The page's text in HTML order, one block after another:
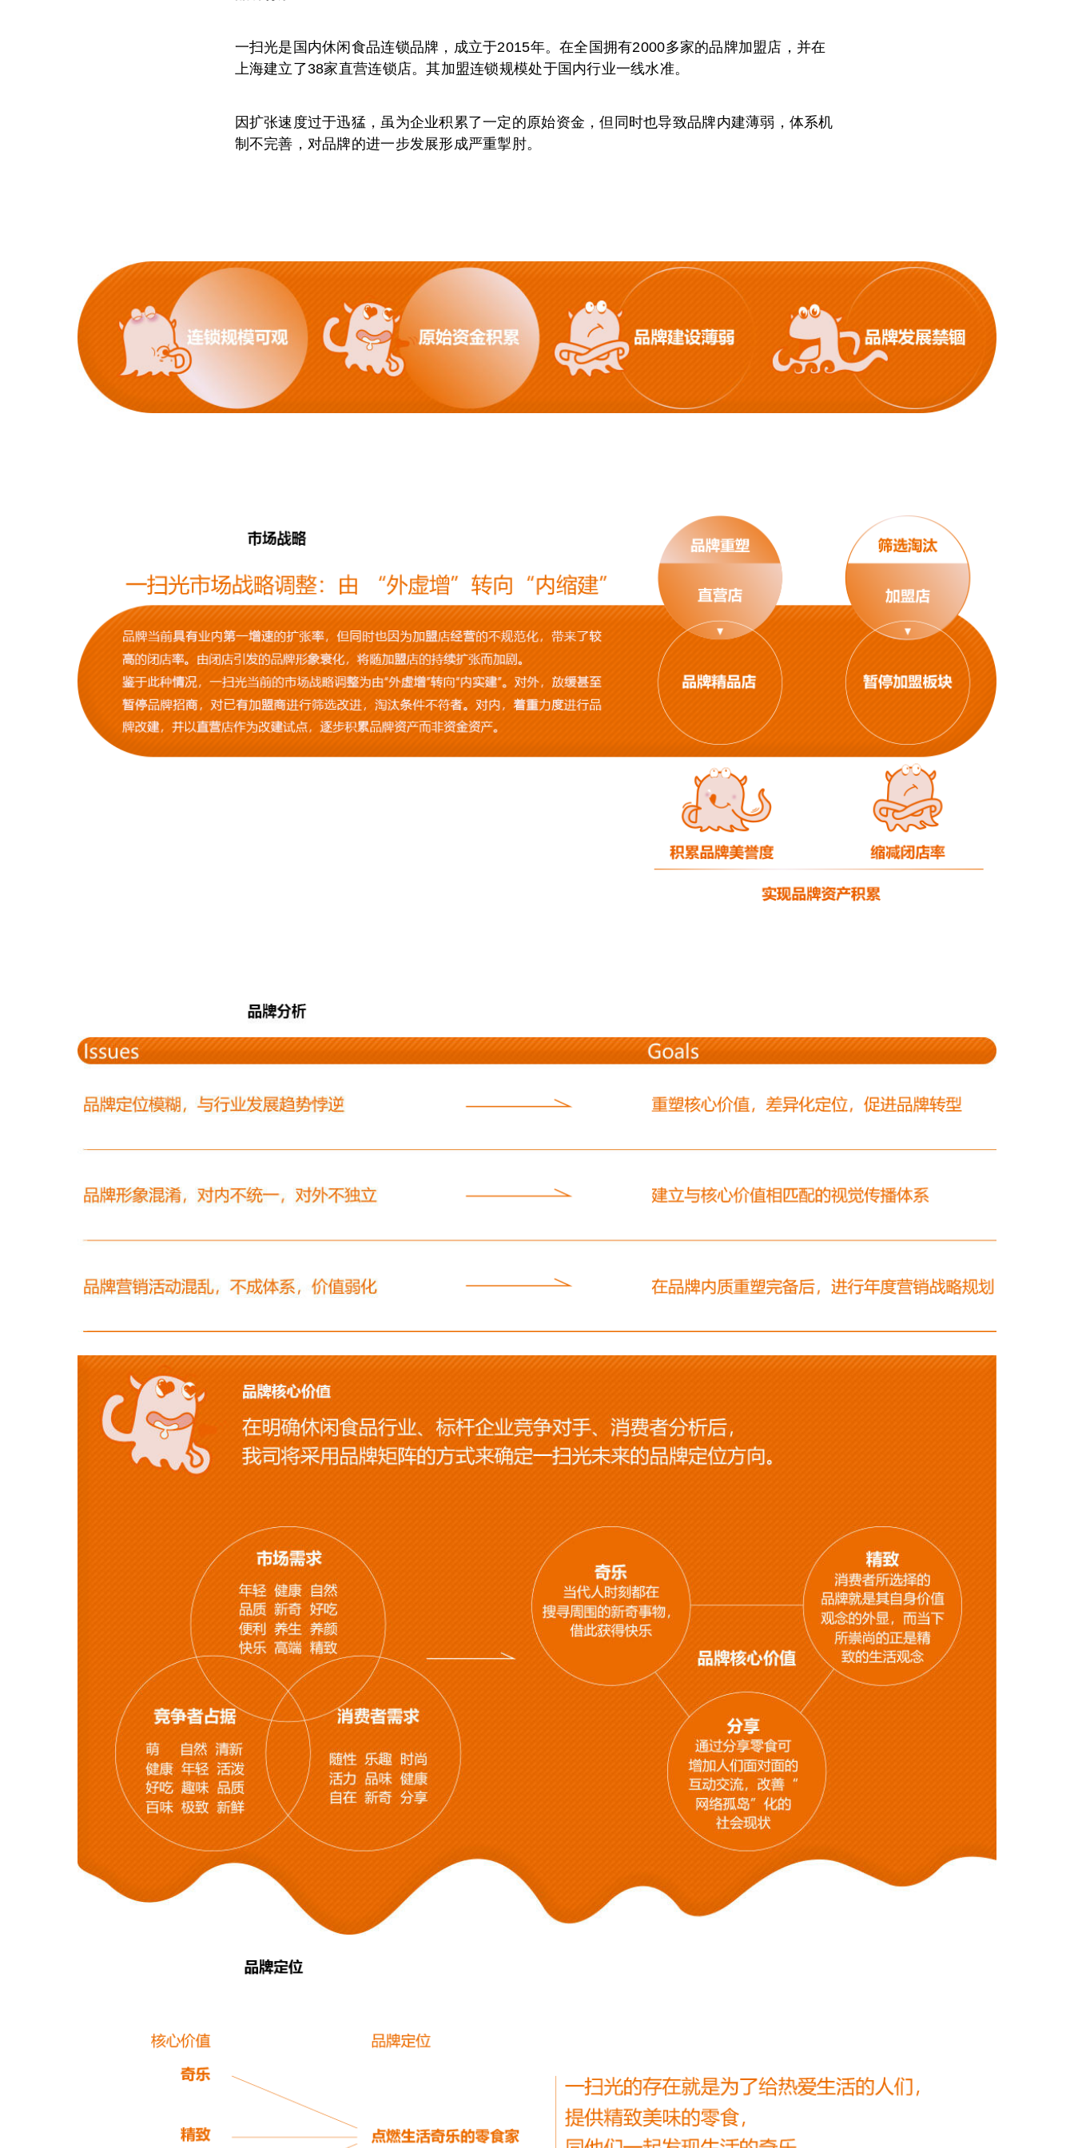
一扫光是国内休闲食品连锁品牌，成立于2015年。在全国拥有2000多家的品牌加盟店，并在
上海建立了38家直营连锁店。其加盟连锁规模处于国内行业一线水准。
因扩张速度过于迅猛，虽为企业积累了一定的原始资金，但同时也导致品牌内建薄弱，体系机
制不完善，对品牌的进一步发展形成严重掣肘。